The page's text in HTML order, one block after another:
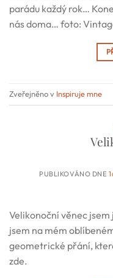
parádu každý rok…
nás doma… foto:
Zveřejněno v Inspiruje mne
PUBLIKOVÁNO DNE
Velikonoční věnec
jsem na mém
geometrické přání,
zde.